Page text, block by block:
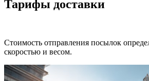
Тарифы доставки
Стоимость отправления посылок
скоростью и весом.